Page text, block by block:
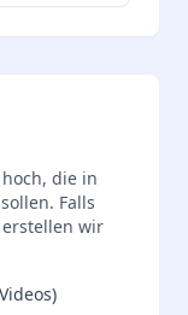
die in
Falls
wir